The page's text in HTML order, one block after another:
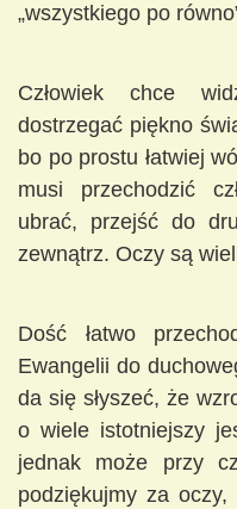
„wszystkiego po
Człowiek chce
dostrzegać piękno
bo po prostu łatwiej
musi przechodzić
ubrać, przejść do
zewnątrz. Oczy są
Dość łatwo
Ewangelii do
da się słyszeć, że
o wiele istotniejszy
jednak może przy
podziękujmy za